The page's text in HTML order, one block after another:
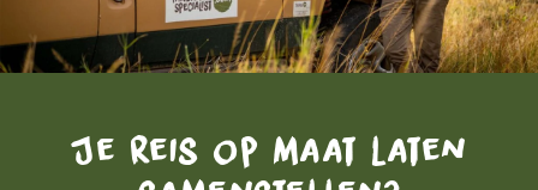
Je reis op maat laten